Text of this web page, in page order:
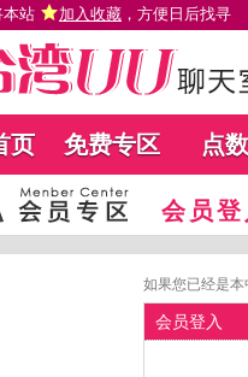
本站 加入收藏 ，方便日后找寻
页 免费专区 点
会员登
如果您已经是
会员登入